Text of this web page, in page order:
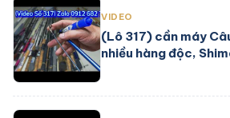
VIDEO
(Lô 317) cần máy
nhiều hàng độc,